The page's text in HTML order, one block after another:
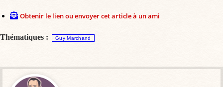
Obtenir le lien ou envoyer cet article à un ami
Thématiques : Guy Marchand